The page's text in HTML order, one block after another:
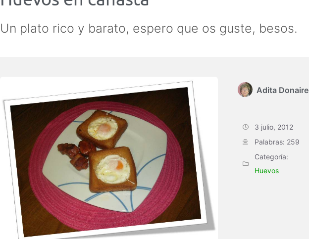
Un plato rico y barato, espero que os guste, besos.
Adita Donaire
3 julio, 2012
Palabras: 259
Categoría:
Huevos